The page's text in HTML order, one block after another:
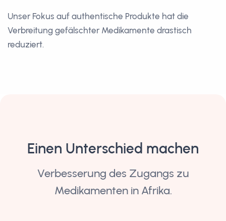
Unser Fokus auf authentische Produkte hat die
Verbreitung gefälschter Medikamente drastisch
reduziert.
Einen Unterschied machen
Verbesserung des Zugangs zu
Medikamenten in Afrika.